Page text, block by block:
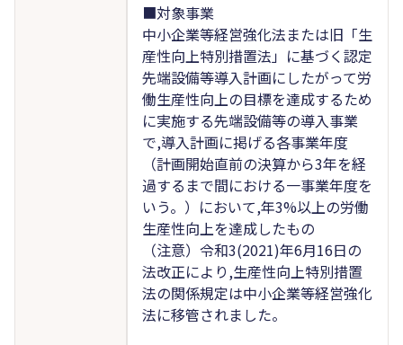
■対象事業
中小企業等経営強化法または旧「生
産性向上特別措置法」に基づく認定
先端設備等導入計画にしたがって労
働生産性向上の目標を達成するため
に実施する先端設備等の導入事業
で,導入計画に掲げる各事業年度
（計画開始直前の決算から3年を経
過するまで間における一事業年度を
いう。）において,年3%以上の労働
生産性向上を達成したもの
（注意）令和3(2021)年6月16日の
法改正により,生産性向上特別措置
法の関係規定は中小企業等経営強化
法に移管されました。